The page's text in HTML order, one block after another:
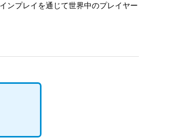
ンプレイを通じて世界中のプレイヤー